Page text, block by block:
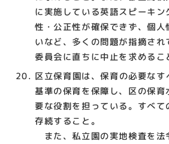
に実施している英語スピーキ
性・公正性が確保できず、個人
いなど、多くの問題が指摘さ
委員会に直ちに中止を求めるこ
区立保育園は、保育の必要な
基準の保育を保障し、区の保
要な役割を担っている。すべて
存続すること。
また、私立園の実地検査を法